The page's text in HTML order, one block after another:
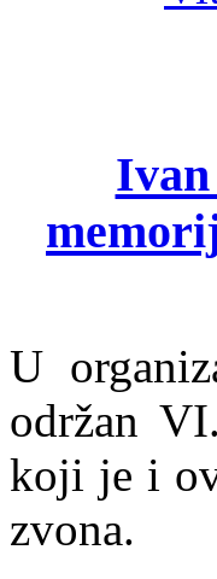
U
održan
koji je i
zvona.